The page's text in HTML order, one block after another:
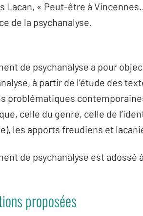
Lacan, « Peut-être à
de la psychanalyse.
de psychanalyse a pour
à partir de l’étude des
problématiques
celle du genre, celle de
les apports freudiens et
de psychanalyse est adossé
proposées